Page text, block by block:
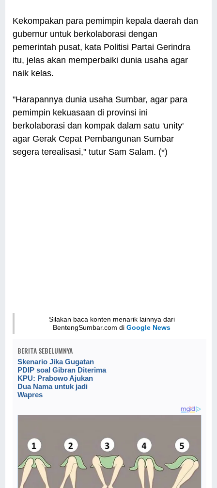
Kekompakan para pemimpin kepala daerah dan
gubernur untuk berkolaborasi dengan
pemerintah pusat, kata Politisi Partai Gerindra
itu, jelas akan memperbaiki dunia usaha agar
naik kelas.
"Harapannya dunia usaha Sumbar, agar para
pemimpin kekuasaan di provinsi ini
berkolaborasi dan kompak dalam satu 'unity'
agar Gerak Cepat Pembangunan Sumbar
segera terealisasi," tutur Sam Salam. (*)
Silakan baca konten menarik lainnya dari
BentengSumbar.com diGoogle News
BERITA SEBELUMNYA
Skenario Jika Gugatan
PDIP soal Gibran Diterima
KPU: Prabowo Ajukan
Dua Nama untuk jadi
Wapres